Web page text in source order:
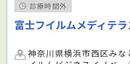
診療時間外
富士フイルムメディテ
神奈川県横浜市西区み